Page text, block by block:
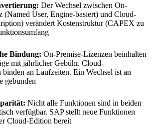
Der Wechsel zwischen On-
(Named User, Engine-basiert) und Cloud-
verändert Kostenstruktur (CAPEX zu
Bindung: On-Premise-Lizenzen beinhalten
mit jährlicher Gebühr. Cloud-
binden an Laufzeiten. Ein Wechsel ist an
gebunden
Nicht alle Funktionen sind in beiden
verfügbar. SAP stellt neue Funktionen
Cloud-Edition bereit